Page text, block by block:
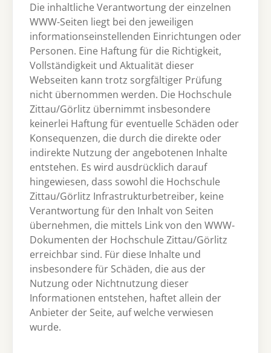
Die inhaltliche Verantwortung der einzelnen
WWW-Seiten liegt bei den jeweiligen
informationseinstellenden Einrichtungen oder
Personen. Eine Haftung für die Richtigkeit,
Vollständigkeit und Aktualität dieser
Webseiten kann trotz sorgfältiger Prüfung
nicht übernommen werden. Die Hochschule
Zittau/Görlitz übernimmt insbesondere
keinerlei Haftung für eventuelle Schäden oder
Konsequenzen, die durch die direkte oder
indirekte Nutzung der angebotenen Inhalte
entstehen. Es wird ausdrücklich darauf
hingewiesen, dass sowohl die Hochschule
Zittau/Görlitz Infrastrukturbetreiber, keine
Verantwortung für den Inhalt von Seiten
übernehmen, die mittels Link von den WWW-
Dokumenten der Hochschule Zittau/Görlitz
erreichbar sind. Für diese Inhalte und
insbesondere für Schäden, die aus der
Nutzung oder Nichtnutzung dieser
Informationen entstehen, haftet allein der
Anbieter der Seite, auf welche verwiesen
wurde.